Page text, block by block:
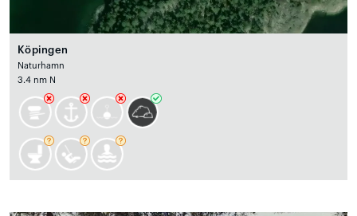
Köpingen
Naturhamn
3.4 nm N